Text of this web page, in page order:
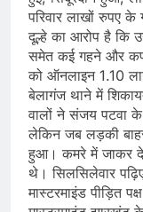
परिवार लाखों रुपए
दूल्हे का आरोप है कि
समेत कई गहने और
को ऑनलाइन 1.10
बेलागंज थाने में
वालों ने संजय पटवा के
लेकिन जब लड़की
हुआ। कमरे में जाकर
थे। सिलसिलेवार पढ़िए
मास्टरमाइंड पीड़ित